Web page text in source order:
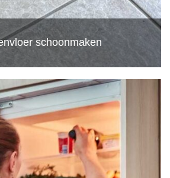
schoonmaken